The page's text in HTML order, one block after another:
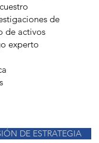
de
de activos
experto
DE ESTRATEGIA